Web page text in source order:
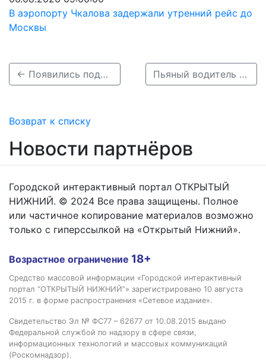
В аэропорту Чкалова задержали утренний рейс до
Москвы
← Появились подробности смертельного ДТП с ребенком в Воротынском районе Пьяный водитель сбил ребенка в Выксунском районе →
Возврат к списку
Новости партнёров
Городской интерактивный портал ОТКРЫТЫЙ
НИЖНИЙ. © 2024 Все права защищены. Полное
или частичное копирование материалов возможно
только с гиперссылкой на «Открытый Нижний».
Возрастное ограничение 18+
Средство массовой информации «Городской интерактивный
портал “ОТКРЫТЫЙ НИЖНИЙ”» зарегистрировано 10 августа
2015 г. в форме распространения «Сетевое издание».
Свидетельство Эл № ФС77 – 62677 от 10.08.2015 выдано
Федеральной службой по надзору в сфере связи,
информационных технологий и массовых коммуникаций
(Роскомнадзор).